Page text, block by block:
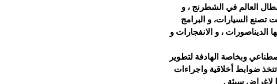
العالم في الشطرنج ، و
تصنع السيارات، و البرامج
، و الانفجارات و
وبخاصة الهادفة لتطوير
ضوابط أخلاقية واجراءات
لاغراض سيئة .